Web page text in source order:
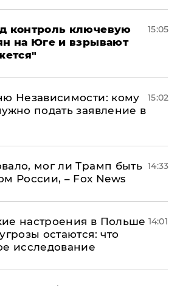
контроль ключевую
на Юге и взрывают
15:05
Независимости: кому
подать заявление в
15:02
мог ли Трамп быть
России, – Fox News
14:33
настроения в Польше
остаются: что
исследование
14:01